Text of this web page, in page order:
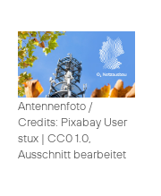
Antennenfoto /
Credits: Pixabay User
stux | CC0 1.0,
Ausschnitt bearbeitet